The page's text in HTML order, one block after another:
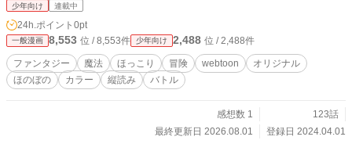
少年向け 連載中
24h.ポイント 0pt
一般漫画 8,553 位 / 8,553件 少年向け 2,488 位 / 2,488件
ファンタジー 魔法 ほっこり 冒険 webtoon
オリジナル
ほのぼの
カラー 縦読み バトル
感想数 1
123話
最終更新日 2026.08.01
登録日 2024.04.01